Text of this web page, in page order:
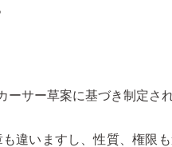
サー草案に基づき制定さ
違いますし、性質、権限